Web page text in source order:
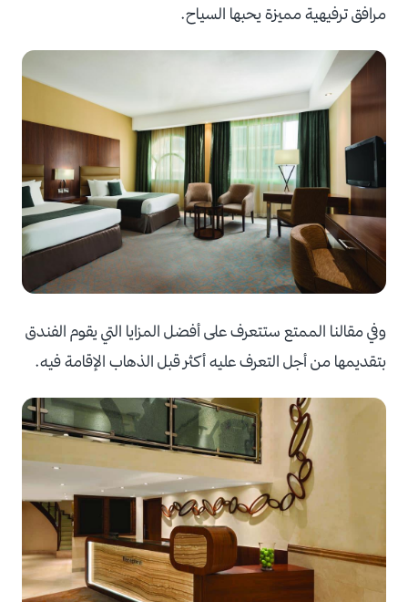
مرافق ترفيهية مميزة يحبها السياح.
وفي مقالنا الممتع ستتعرف على أفضل المزايا التي يقوم الفندق
بتقديمها من أجل التعرف عليه أكثر قبل الذهاب الإقامة فيه.